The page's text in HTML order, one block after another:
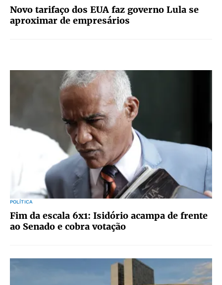
Novo tarifaço dos EUA faz governo Lula se
aproximar de empresários
POLÍTICA
Fim da escala 6x1: Isidório acampa de frente
ao Senado e cobra votação